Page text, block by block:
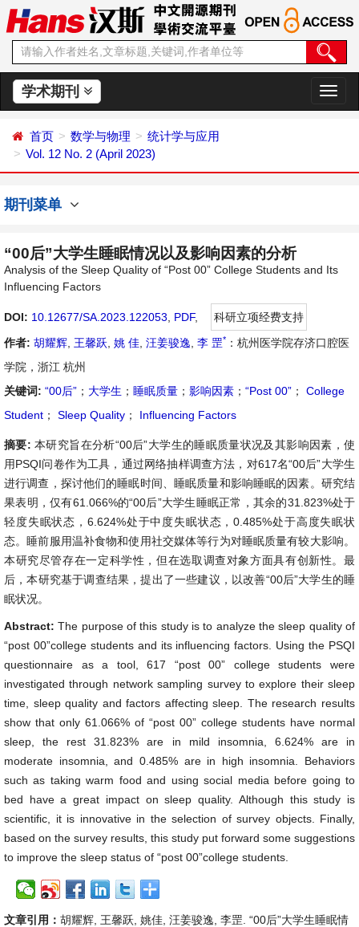
学术期刊
切
换
首页 数学与物理
统计学与应用
Vol. 12 No. 2 (April 2023)
期刊菜单
“00后”大学生睡眠情况以及影响因素的分析
Analysis of the Sleep Quality of “Post 00” College Students and Its
Influencing Factors
DOI: 10.12677/SA.2023.122053 PDF,
科研立项经费支持
作者: 胡耀辉 王馨跃 姚 佳 汪姜骏逸 李 罡* ：杭州医学院存济口腔医
学院，浙江 杭州
关键词: “00后” ； 大学生 ； 睡眠质量 ； 影响因素 ； “Post 00” ；
College
Student ； Sleep Quality ； Influencing Factors
摘要:本研究旨在分析“00后”大学生的睡眠质量状况及其影响因素，使
用PSQI问卷作为工具，通过网络抽样调查方法，对617名“00后”大学生
进行调查，探讨他们的睡眠时间、睡眠质量和影响睡眠的因素。研究结
果表明，仅有61.066%的“00后”大学生睡眠正常，其余的31.823%处于
轻度失眠状态，6.624%处于中度失眠状态，0.485%处于高度失眠状
态。睡前服用温补食物和使用社交媒体等行为对睡眠质量有较大影响。
本研究尽管存在一定科学性，但在选取调查对象方面具有创新性。最
后，本研究基于调查结果，提出了一些建议，以改善“00后”大学生的睡
眠状况。
Abstract:The purpose of this study is to analyze the sleep quality of
“post 00”college students and its influencing factors. Using the PSQI
questionnaire as a tool, 617 “post 00” college students were
investigated through network sampling survey to explore their sleep
time, sleep quality and factors affecting sleep. The research results
show that only 61.066% of “post 00” college students have normal
sleep, the rest 31.823% are in mild insomnia, 6.624% are in
moderate insomnia, and 0.485% are in high insomnia. Behaviors
such as taking warm food and using social media before going to
bed have a great impact on sleep quality. Although this study is
scientific, it is innovative in the selection of survey objects. Finally,
based on the survey results, this study put forward some suggestions
to improve the sleep status of “post 00”college students.
文章引用： 胡耀辉, 王馨跃, 姚佳, 汪姜骏逸, 李罡. “00后”大学生睡眠情